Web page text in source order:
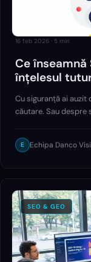
16 feb 2026 · 5 min
Ce înseamnă
înțelesul
Cu siguranță ai
căutare. Sau despre
ce înseamnă SEO și…
E Echipa Danco
SEO & GEO